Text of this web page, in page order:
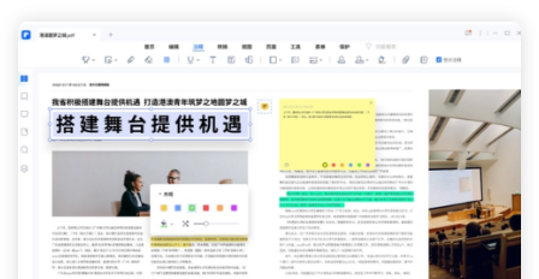
PDF OCR